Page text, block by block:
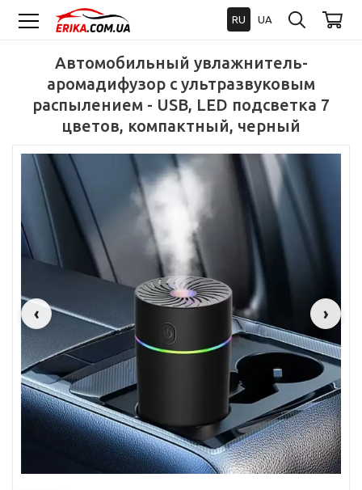
RU UA
Автомобильный увлажнитель-
аромадифузор с ультразвуковым
распылением - USB, LED подсветка 7
цветов, компактный, черный
‹ ›